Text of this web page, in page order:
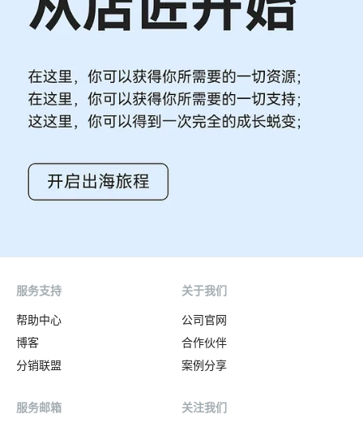
服务支持
帮助中心
博客
分销联盟
关于我们
公司官网
合作伙伴
案例分享
服务邮箱 关注我们